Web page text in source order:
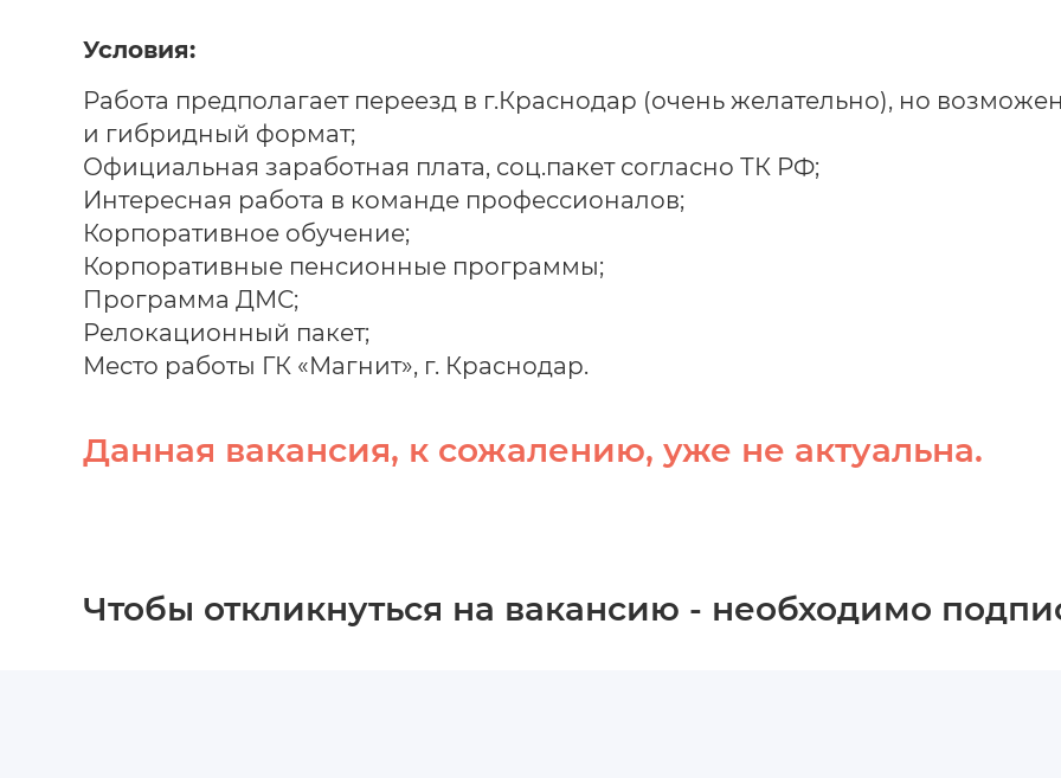
Условия:
Работа предполагает переезд в г.Краснодар (очень желательно), но
и гибридный формат;
Официальная заработная плата, соц.пакет согласно ТК РФ;
Интересная работа в команде профессионалов;
Корпоративное обучение;
Корпоративные пенсионные программы;
Программа ДМС;
Релокационный пакет;
Место работы ГК «Магнит», г. Краснодар.
Данная вакансия, к сожалению, уже не актуальна.
Чтобы откликнуться на вакансию - необходимо